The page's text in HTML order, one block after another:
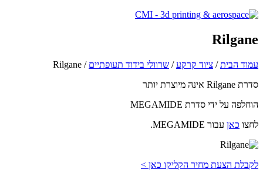
Rilgane
עמוד הבית/ ציוד קרקע/ שרוולי בידוד תעופתיים / Rilgane
סדרת Rilgane אינה מיוצרת יותר
הוחלפה על ידי סדרת MEGAMIDE
לחצו כאן עבור MEGAMIDE.
לקבלת הצעת מחיר הקליקו כאן >